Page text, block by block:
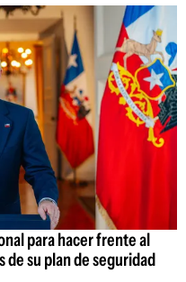
para hacer frente al
de su plan de seguridad